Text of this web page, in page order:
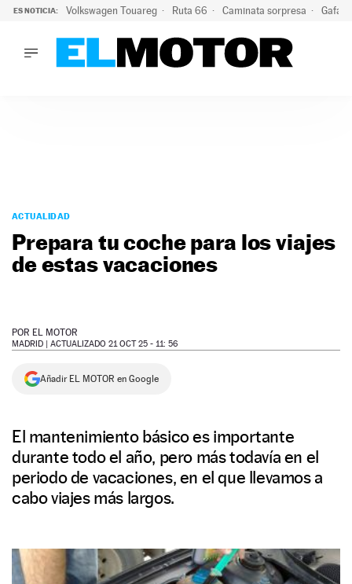
ES NOTICIA: Volkswagen Touareg Ruta 66 Caminata sorpresa Gafas
PODCAST
MOTOS
TECNOLOGÍA
SERVICIOS
NEWSLETTER
ACTUALIDAD
Prepara tu coche para los viajes
de estas vacaciones
POR EL MOTOR
MADRID | ACTUALIZADO 21 OCT 25 - 11: 56
Añadir EL MOTOR en Google
El mantenimiento básico es importante
durante todo el año, pero más todavía en el
periodo de vacaciones, en el que llevamos a
cabo viajes más largos.